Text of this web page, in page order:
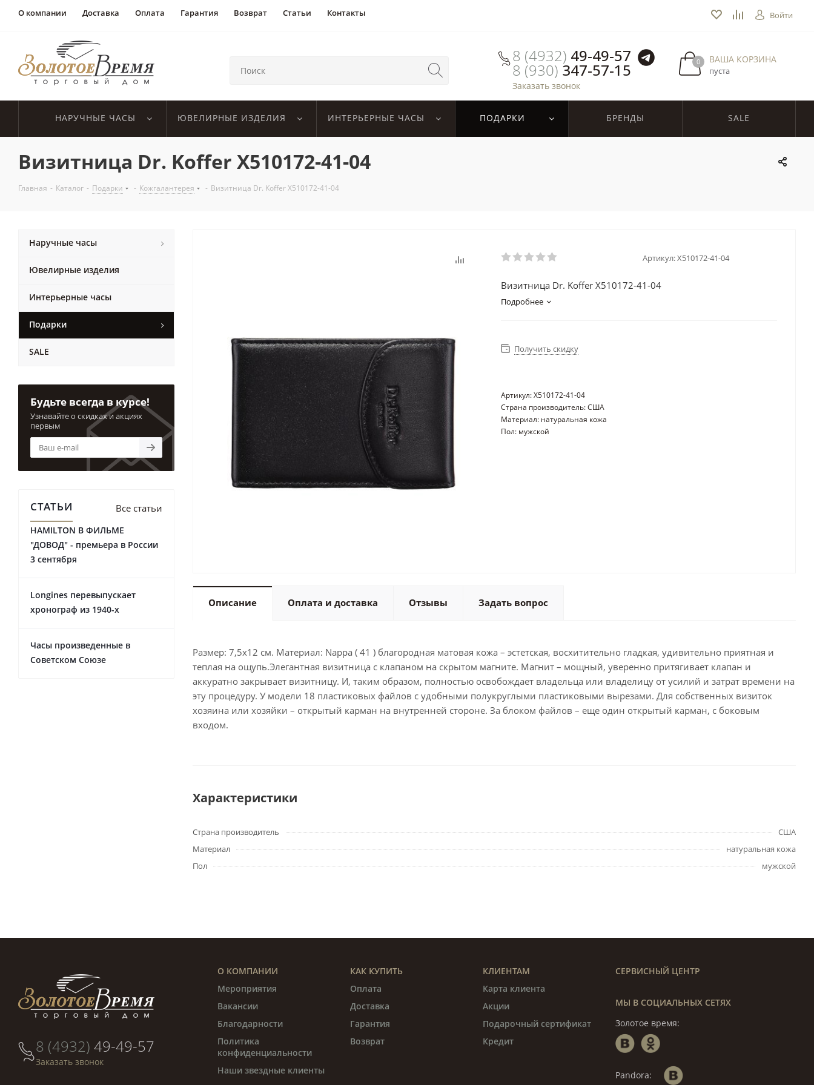
О компании Доставка Оплата Гарантия Возврат Статьи Контакты Войти
8 (4932) 49-49-57
8 (930) 347-57-15
Заказать звонок
ВАША КОРЗИНА
пуста
0
НАРУЧНЫЕ ЧАСЫ ЮВЕЛИРНЫЕ ИЗДЕЛИЯ ИНТЕРЬЕРНЫЕ ЧАСЫ ПОДАРКИ БРЕНДЫ SALE
Визитница Dr. Koffer X510172-41-04
Главная - Каталог - Подарки - Кожгалантерея - Визитница Dr. Koffer X510172-41-04
Артикул:X510172-41-04
Визитница Dr. Koffer X510172-41-04
Подробнее
Получить скидку
Артикул: X510172-41-04
Страна производитель: США
Материал: натуральная кожа
Пол: мужской
Описание Оплата и доставка Отзывы Задать вопрос
Размер: 7,5x12 см. Материал: Nappa ( 41 ) благородная матовая кожа – эстетская, восхитительно гладкая, удивительно приятная и
теплая на ощупь.Элегантная визитница с клапаном на скрытом магните. Магнит – мощный, уверенно притягивает клапан и
аккуратно закрывает визитницу. И, таким образом, полностью освобождает владельца или владелицу от усилий и затрат времени на
эту процедуру. У модели 18 пластиковых файлов с удобными полукруглыми пластиковыми вырезами. Для собственных визиток
хозяина или хозяйки – открытый карман на внутренней стороне. За блоком файлов – еще один открытый карман, с боковым
входом.
Характеристики
Страна производитель
США
Материал
натуральная кожа
Пол
мужской
Наручные часы
Ювелирные изделия
Интерьерные часы
Подарки
SALE
Будьте всегда в курсе!
Узнавайте о скидках и акциях
первым
СТАТЬИ Все статьи
HAMILTON В ФИЛЬМЕ
"ДОВОД" - премьера в России
3 сентября
Longines перевыпускает
хронограф из 1940-х
Часы произведенные в
Советском Союзе
8 (4932) 49-49-57
Заказать звонок
О КОМПАНИИ
Мероприятия
Вакансии
Благодарности
Политика
конфиденциальности
Наши звездные клиенты
КАК КУПИТЬ
Оплата
Доставка
Гарантия
Возврат
КЛИЕНТАМ
Карта клиента
Акции
Подарочный сертификат
Кредит
СЕРВИСНЫЙ ЦЕНТР
МЫ В СОЦИАЛЬНЫХ СЕТЯХ
Золотое время:
Pandora: